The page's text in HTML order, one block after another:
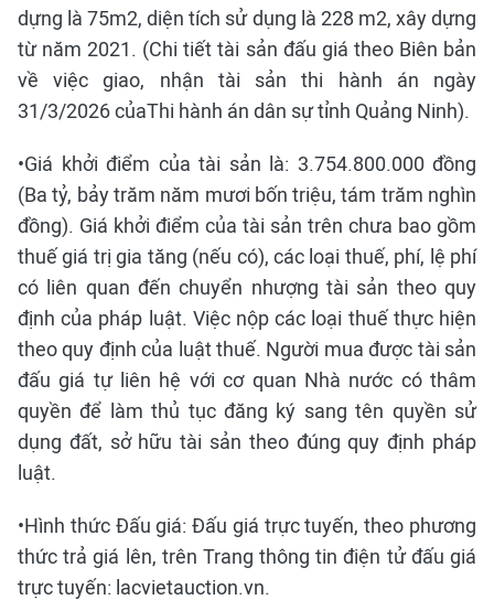
dựng là 75m2, diện tích sử dụng là 228 m2, xây dựng
từ năm 2021. (Chi tiết tài sản đấu giá theo Biên bản
về việc giao, nhận tài sản thi hành án ngày
31/3/2026 củaThi hành án dân sự tỉnh Quảng Ninh).
•Giá khởi điểm của tài sản là: 3.754.800.000 đồng
(Ba tỷ, bảy trăm năm mươi bốn triệu, tám trăm nghìn
đồng). Giá khởi điểm của tài sản trên chưa bao gồm
thuế giá trị gia tăng (nếu có), các loại thuế, phí, lệ phí
có liên quan đến chuyển nhượng tài sản theo quy
định của pháp luật. Việc nộp các loại thuế thực hiện
theo quy định của luật thuế. Người mua được tài sản
đấu giá tự liên hệ với cơ quan Nhà nước có thâm
quyền để làm thủ tục đăng ký sang tên quyền sử
dụng đất, sở hữu tài sản theo đúng quy định pháp
luật.
•Hình thức Đấu giá: Đấu giá trực tuyến, theo phương
thức trả giá lên, trên Trang thông tin điện tử đấu giá
trực tuyến: lacvietauction.vn.